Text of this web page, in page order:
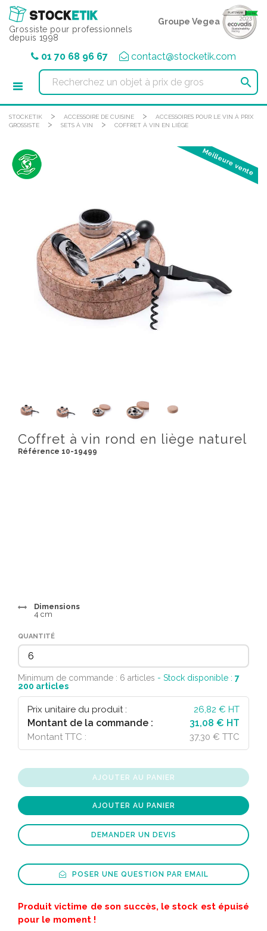
Grossiste pour professionnels
depuis 1998
Groupe Vegea
01 70 68 96 67 contact@stocketik.com

STOCKETIK > ACCESSOIRE DE CUISINE >
ACCESSOIRES POUR LE VIN À PRIX
GROSSISTE
> SETS À VIN > COFFRET À VIN EN LIÈGE
Meilleure vente
Coffret à vin rond en liège naturel
Référence 10-19499
Dimensions
4 cm
QUANTITÉ
Minimum de commande : 6 articles - Stock disponible : 7
200 articles
Prix unitaire du produit : 26,82 € HT
Montant de la commande : 31,08 € HT
Montant TTC : 37,30 € TTC
AJOUTER AU PANIER
AJOUTER AU PANIER
DEMANDER UN DEVIS
POSER UNE QUESTION PAR EMAIL
Produit victime de son succès, le stock est épuisé
pour le moment !
Panneau de gestion des cookies